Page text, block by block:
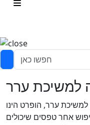
למשיכת ערר
ערר, הופרט הינו
אחר טפסים שיכולים